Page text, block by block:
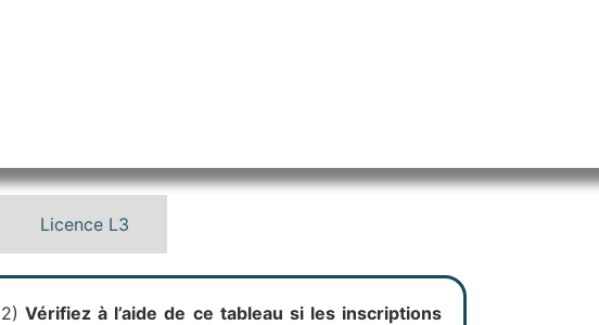
Licence L3
2) Vérifiez à l’aide de ce tableau si les inscriptions